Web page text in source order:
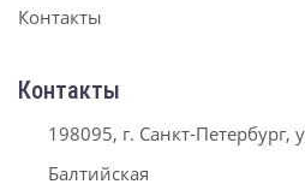
Контакты
Контакты
198095, г. Санкт-Петербург,
Балтийская